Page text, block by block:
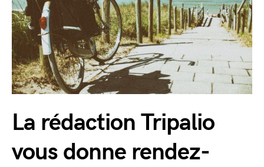
La rédaction Tripalio
vous donne rendez-